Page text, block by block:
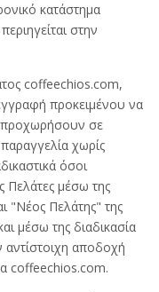
κατάστημα
στην
coffeechios.com,
προκειμένου να
προχωρήσουν σε
χωρίς
όσοι
μέσω της
"Νέος Πελάτης" της
μέσω της διαδικασία
αντίστοιχη αποδοχή
coffeechios.com.